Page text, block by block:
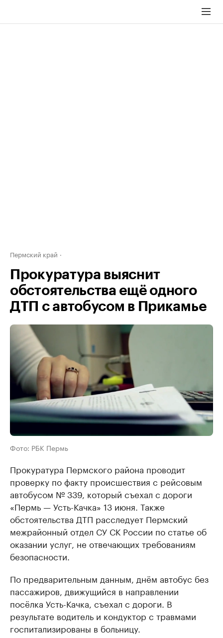
Пермский край
Прокуратура выяснит
обстоятельства ещё одного
ДТП с автобусом в Прикамье
Фото: РБК Пермь
Прокуратура Пермского района проводит
проверку по факту происшествия с рейсовым
автобусом № 339, который съехал с дороги
«Пермь — Усть-Качка» 13 июня. Также
обстоятельства ДТП расследует Пермский
межрайонный отдел СУ СК России по статье об
оказании услуг, не отвечающих требованиям
безопасности.
По предварительным данным, днём автобус без
пассажиров, движущийся в направлении
посёлка Усть-Качка, съехал с дороги. В
результате водитель и кондуктор с травмами
госпитализированы в больницу.